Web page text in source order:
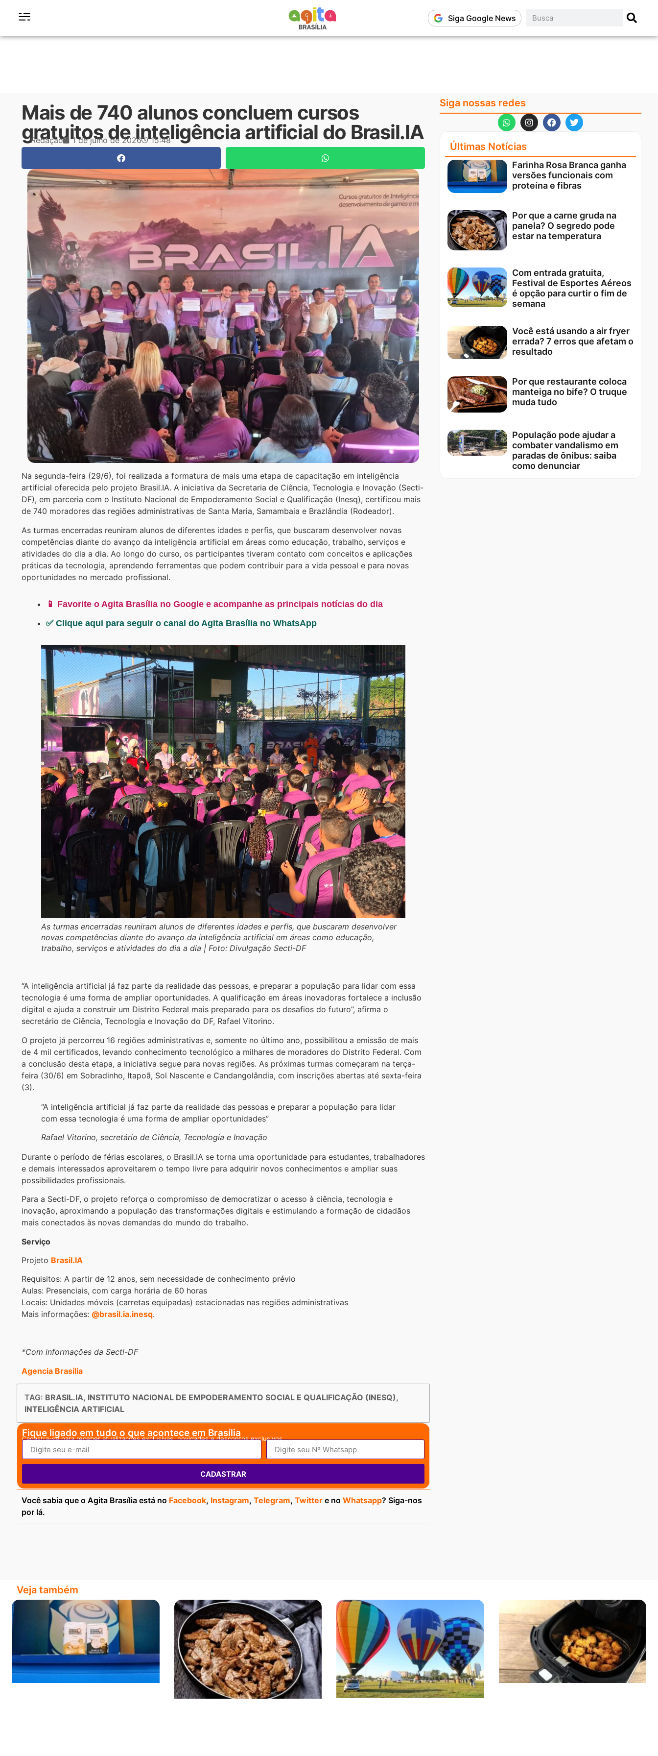
Siga Google News
Mais de 740 alunos concluem cursos
gratuitos de inteligência artificial do Brasil.IA
Redação 1 de julho de 2026 15:48
Na segunda-feira (29/6), foi realizada a formatura de mais uma etapa de capacitação em inteligência
artificial oferecida pelo projeto Brasil.IA. A iniciativa da Secretaria de Ciência, Tecnologia e Inovação (Secti-
DF), em parceria com o Instituto Nacional de Empoderamento Social e Qualificação (Inesq), certificou mais
de 740 moradores das regiões administrativas de Santa Maria, Samambaia e Brazlândia (Rodeador).
As turmas encerradas reuniram alunos de diferentes idades e perfis, que buscaram desenvolver novas
competências diante do avanço da inteligência artificial em áreas como educação, trabalho, serviços e
atividades do dia a dia. Ao longo do curso, os participantes tiveram contato com conceitos e aplicações
práticas da tecnologia, aprendendo ferramentas que podem contribuir para a vida pessoal e para novas
oportunidades no mercado profissional.
📱 Favorite o Agita Brasília no Google e acompanhe as principais notícias do dia
✅ Clique aqui para seguir o canal do Agita Brasília no WhatsApp
As turmas encerradas reuniram alunos de diferentes idades e perfis, que buscaram desenvolver
novas competências diante do avanço da inteligência artificial em áreas como educação,
trabalho, serviços e atividades do dia a dia | Foto: Divulgação Secti-DF
“A inteligência artificial já faz parte da realidade das pessoas, e preparar a população para lidar com essa
tecnologia é uma forma de ampliar oportunidades. A qualificação em áreas inovadoras fortalece a inclusão
digital e ajuda a construir um Distrito Federal mais preparado para os desafios do futuro”, afirma o
secretário de Ciência, Tecnologia e Inovação do DF, Rafael Vitorino.
O projeto já percorreu 16 regiões administrativas e, somente no último ano, possibilitou a emissão de mais
de 4 mil certificados, levando conhecimento tecnológico a milhares de moradores do Distrito Federal. Com
a conclusão desta etapa, a iniciativa segue para novas regiões. As próximas turmas começaram na terça-
feira (30/6) em Sobradinho, Itapoã, Sol Nascente e Candangolândia, com inscrições abertas até sexta-feira
(3).
“A inteligência artificial já faz parte da realidade das pessoas e preparar a população para lidar
com essa tecnologia é uma forma de ampliar oportunidades”
Rafael Vitorino, secretário de Ciência, Tecnologia e Inovação
Durante o período de férias escolares, o Brasil.IA se torna uma oportunidade para estudantes, trabalhadores
e demais interessados aproveitarem o tempo livre para adquirir novos conhecimentos e ampliar suas
possibilidades profissionais.
Para a Secti-DF, o projeto reforça o compromisso de democratizar o acesso à ciência, tecnologia e
inovação, aproximando a população das transformações digitais e estimulando a formação de cidadãos
mais conectados às novas demandas do mundo do trabalho.
Serviço
Projeto Brasil.IA
Requisitos: A partir de 12 anos, sem necessidade de conhecimento prévio
Aulas: Presenciais, com carga horária de 60 horas
Locais: Unidades móveis (carretas equipadas) estacionadas nas regiões administrativas
Mais informações: @brasil.ia.inesq.
*Com informações da Secti-DF
Agencia Brasília
TAG: BRASIL.IA, INSTITUTO NACIONAL DE EMPODERAMENTO SOCIAL E QUALIFICAÇÃO (INESQ),
INTELIGÊNCIA ARTIFICIAL
Fique ligado em tudo o que acontece em Brasília
Cadastra-se para receber atualizações exclusivas, novidades e descontos exclusivos.
CADASTRAR
Você sabia que o Agita Brasília está no Facebook, Instagram, Telegram, Twitter e no Whatsapp? Siga-nos
por lá.
Siga nossas redes
Últimas Notícias
Farinha Rosa Branca ganha
versões funcionais com
proteína e fibras
Por que a carne gruda na
panela? O segredo pode
estar na temperatura
Com entrada gratuita,
Festival de Esportes Aéreos
é opção para curtir o fim de
semana
Você está usando a air fryer
errada? 7 erros que afetam o
resultado
Por que restaurante coloca
manteiga no bife? O truque
muda tudo
População pode ajudar a
combater vandalismo em
paradas de ônibus: saiba
como denunciar
Veja também